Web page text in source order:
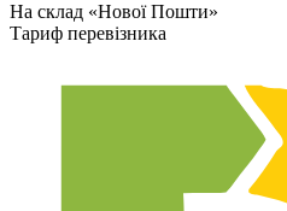
На склад «Нової Пошти»
Тариф перевізника